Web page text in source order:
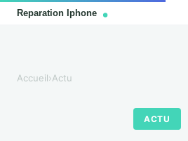
Accueil›Actu
ACTU